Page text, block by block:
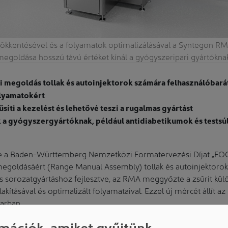
és a folyamatok optimalizálásával a Syntegon
hosszú távú értéket kínál a gyógyszeripari
megoldás tollak és autoinjektorok számára
a kezelést és lehetővé teszi a rugalmas gyártást
a gyógyszergyártóknak, például antidiabetikumok és
a Baden-Württemberg Nemzetközi Formatervezési Díjat
(Range Manual Assembly) tollak és
sorozatgyártáshoz fejlesztve, az RMA meggyőzte a zsűrit
és optimalizált folyamataival. Ezzel új mércét állít
növelésével, egy intuitív kezelőszekrény